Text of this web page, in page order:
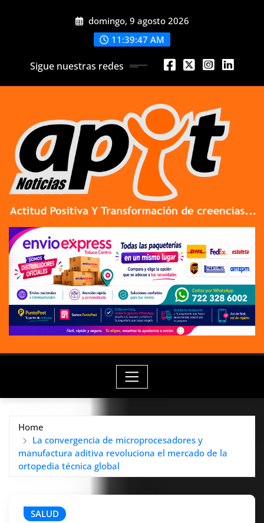
domingo, 9 agosto 2026
11:39:49 AM
Sigue nuestras redes
Home
La convergencia de microprocesadores y
manufactura aditiva revoluciona el mercado de la
ortopedia técnica global
SALUD